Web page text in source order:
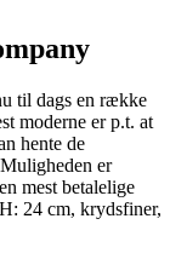
til dags en række
moderne er p.t. at
hente de
er
mest betalelige
24 cm, krydsfiner,